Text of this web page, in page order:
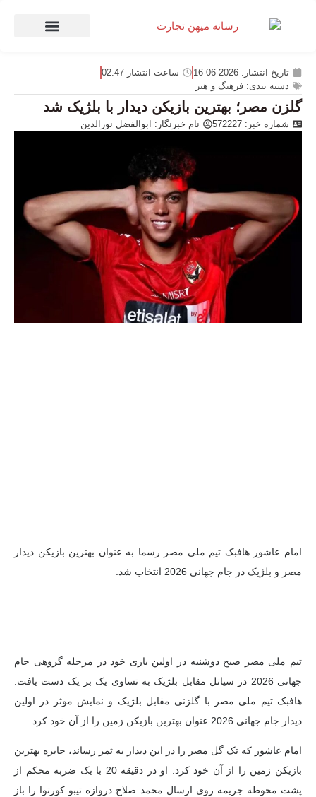
تاریخ انتشار: 2026-06-16 ساعت انتشار 02:47
دسته بندی: فرهنگ و هنر
گلزن مصر؛ بهترین بازیکن دیدار با بلژیک شد
شماره خبر: 572227 نام خبرنگار: ابوالفضل نورالدین
امام عاشور هافبک تیم ملی مصر رسما به عنوان بهترین بازیکن دیدار
مصر و بلژیک در جام جهانی 2026 انتخاب شد.
تیم ملی مصر صبح دوشنبه در اولین بازی خود در مرحله گروهی جام
جهانی 2026 در سیاتل مقابل بلژیک به تساوی یک بر یک دست یافت.
هافبک تیم ملی مصر با گلزنی مقابل بلژیک و نمایش موثر در اولین
دیدار جام جهانی 2026 عنوان بهترین بازیکن زمین را از آن خود کرد.
امام عاشور که تک گل مصر را در این دیدار به ثمر رساند، جایزه بهترین
بازیکن زمین را از آن خود کرد. او در دقیقه 20 با یک ضربه محکم از
پشت محوطه جریمه روی ارسال محمد صلاح دروازه تیبو کورتوا را باز